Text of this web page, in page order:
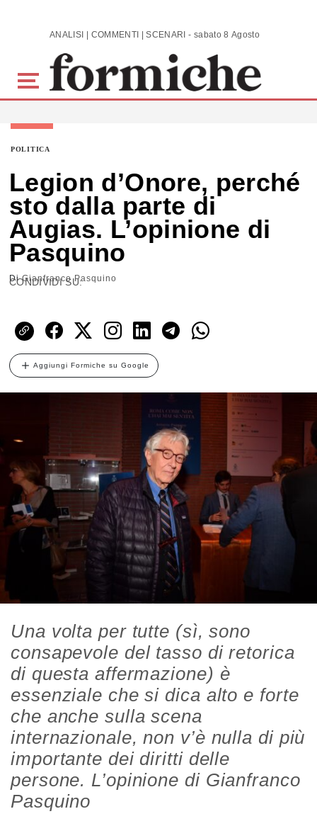
Skip to main content ANALISI | COMMENTI | SCENARI - sabato 8 Agosto 2026
POLITICA
Legion d’Onore, perché
sto dalla parte di
Augias. L’opinione di
Pasquino
DiGianfranco Pasquino
CONDIVIDI SU:
Aggiungi Formiche su Google
Una volta per tutte (sì, sono
consapevole del tasso di retorica
di questa affermazione) è
essenziale che si dica alto e forte
che anche sulla scena
internazionale, non v’è nulla di più
importante dei diritti delle
persone. L’opinione di Gianfranco
Pasquino